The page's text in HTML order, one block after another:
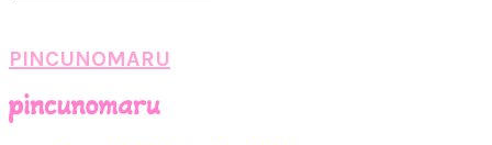
PINCUNOMARU